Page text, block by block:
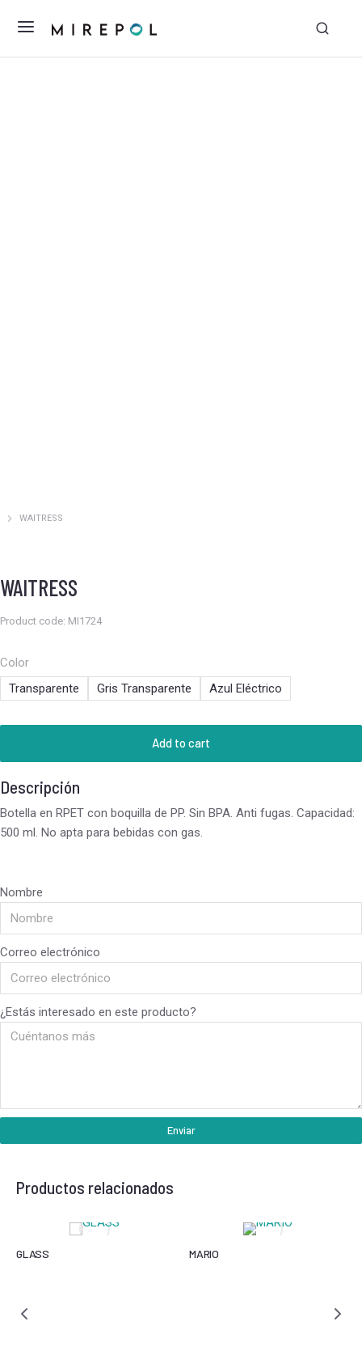
Estás aquí:
WAITRESS
WAITRESS
Product code: MI1724
Color
Transparente
Gris Transparente Azul Eléctrico
Add to cart
Descripción
Botella en RPET con boquilla de PP. Sin BPA. Anti fugas. Capacidad:
500 ml. No apta para bebidas con gas.
Nombre
Correo electrónico
¿Estás interesado en este producto?
Enviar
Productos relacionados
GLASS MARIO